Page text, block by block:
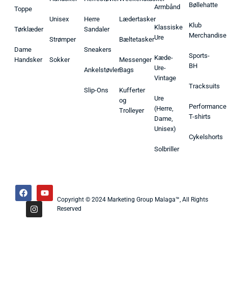
Toppe
Tørklæder
Dame
Handsker
Unisex
Strømper
Sokker
Herre
Sandaler
Sneakers
Ankelstøvler
Slip-Ons
Lædertasker
Bæltetasker
Messenger
Bags
Kufferter
og
Trolleyer
Armbånd
Klassiske
Ure
Kæde-
Ure-
Vintage
Ure
(Herre,
Dame,
Unisex)
Solbriller
Bøllehatte
Klub
Merchandise
Sports-
BH
Tracksuits
Performance
T-shirts
Cykelshorts
Copyright © 2024 Marketing Group Malaga™, All Rights
Reserved